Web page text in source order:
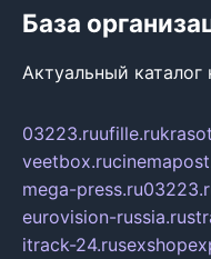
База
Актуальный
03223.ruufille.ru
veetbox.ru
mega-press.ru
eurovision-russia.ru
itrack-24.ru